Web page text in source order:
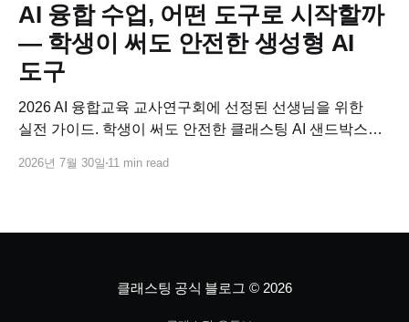
AI 융합 수업, 어떤 도구로 시작할까
— 학생이 써도 안전한 생성형 AI
도구
2026 AI 융합교육 교사연구회에 선정된 선생님을 위한
실전 가이드. 학생이 써도 안전한 클래스팅 AI 샌드박스로
코스웨어까지 연결하는 방법.
2026년 7월 30일 11 min read
클래스팅 공식 블로그 © 2026